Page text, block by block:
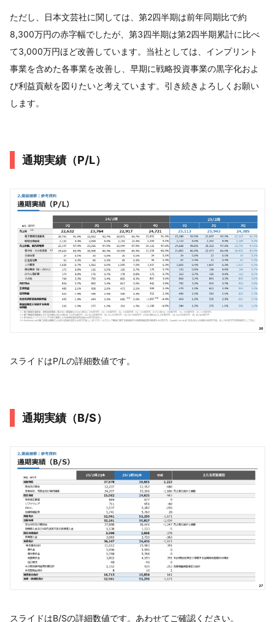
ただし、日本文芸社に関しては、第2四半期は前年同期比で約
8,300万円の赤字幅でしたが、第3四半期は第2四半期累計に比べ
て3,000万円ほど改善しています。当社としては、インプリント
事業を含めた各事業を改善し、早期に戦略投資事業の黒字化およ
び利益貢献を図りたいと考えています。引き続きよろしくお願い
します。
通期実績（P/L）
スライドはP/Lの詳細数値です。
通期実績（B/S）
スライドはB/Sの詳細数値です。あわせてご確認ください。